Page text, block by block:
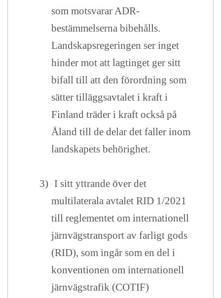
som motsvarar ADR-
bestämmelserna bibehålls.
Landskapsregeringen ser inget
hinder mot att lagtinget ger sitt
bifall till att den förordning som
sätter tilläggsavtalet i kraft i
Finland träder i kraft också på
Åland till de delar det faller inom
landskapets behörighet.
3) I sitt yttrande över det
multilaterala avtalet RID 1/2021
till reglementet om internationell
järnvägstransport av farligt gods
(RID), som ingår som en del i
konventionen om internationell
järnvägstrafik (COTIF)